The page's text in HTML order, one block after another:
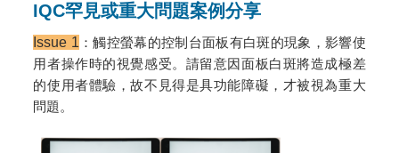
IQC罕見或重大問題案例分享
Issue 1 ：觸控螢幕的控制台面板有白斑的現象，影響使
用者操作時的視覺感受。請留意因面板白斑將造成極差
的使用者體驗，故不見得是具功能障礙，才被視為重大
問題。